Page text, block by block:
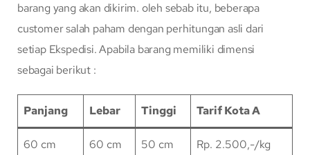
barang yang akan dikirim. oleh sebab itu, beberapa
customer salah paham dengan perhitungan asli dari
setiap Ekspedisi. Apabila barang memiliki dimensi
sebagai berikut :
Panjang Lebar Tinggi Tarif Kota A
60 cm 60 cm 50 cm Rp. 2.500,-/kg